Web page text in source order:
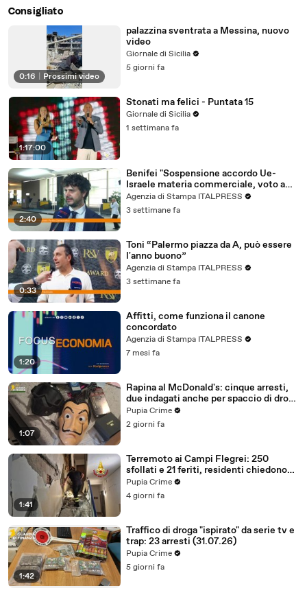
Consigliato
0:16 Prossimi video
palazzina sventrata a Messina, nuovo
video
Giornale di Sicilia
5 giorni fa
1:17:00
Stonati ma felici - Puntata 15
Giornale di Sicilia
1 settimana fa
2:40
Benifei "Sospensione accordo Ue-
Israele materia commerciale, voto a
maggioranza"
Agenzia di Stampa ITALPRESS
3 settimane fa
0:33
Toni “Palermo piazza da A, può essere
l'anno buono”
Agenzia di Stampa ITALPRESS
3 settimane fa
1:20
Affitti, come funziona il canone
concordato
Agenzia di Stampa ITALPRESS
7 mesi fa
1:07
Rapina al McDonald's: cinque arresti,
due indagati anche per spaccio di droga
(03.08.26)
Pupia Crime
2 giorni fa
1:41
Terremoto ai Campi Flegrei: 250
sfollati e 21 feriti, residenti chiedono
certezze sul futuro (01.08.26)
Pupia Crime
4 giorni fa
1:42
Traffico di droga "ispirato" da serie tv e
trap: 23 arresti (31.07.26)
Pupia Crime
5 giorni fa